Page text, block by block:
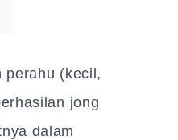
perahu (kecil,
jong
dalam